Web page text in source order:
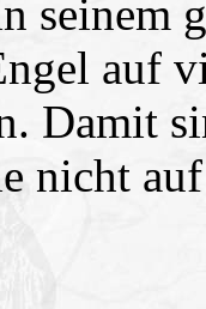
seinem
auf
Damit
nicht